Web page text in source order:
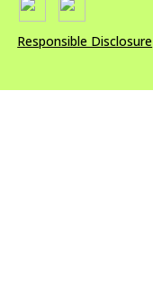
Responsible Disclosure